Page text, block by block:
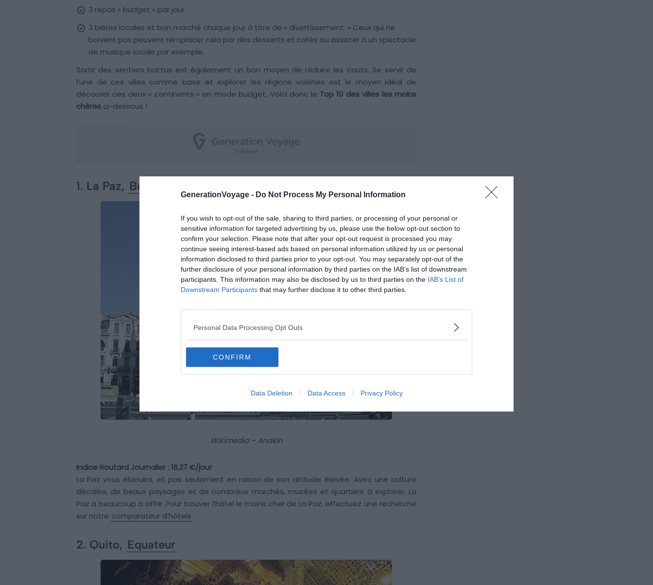
GenerationVoyage - Do Not Process My Personal Information
If you wish to opt-out of the sale, sharing to third parties, or processing of your personal or
sensitive information for targeted advertising by us, please use the below opt-out section to
confirm your selection. Please note that after your opt-out request is processed you may
continue seeing interest-based ads based on personal information utilized by us or personal
information disclosed to third parties prior to your opt-out. You may separately opt-out of the
further disclosure of your personal information by third parties on the IAB’s list of downstream
participants. This information may also be disclosed by us to third parties on the IAB’s List of
Downstream Participants that may further disclose it to other third parties.
Personal Data Processing Opt Outs
CONFIRM
Data Deletion Data Access Privacy Policy
3 repas « budget » par jour.
3 bières locales et bon marché chaque jour à titre de « divertissement. » Ceux qui ne
boivent pas peuvent remplacer cela par des desserts et cafés ou assister à un spectacle
de musique locale par exemple.
Sortir des sentiers battus est également un bon moyen de réduire les coûts. Se servir de
l’une de ces villes comme base et explorer les régions voisines est le moyen idéal de
découvrir ces deux « continents » en mode budget. Voici donc le Top 10 des villes les moins
chères ci-dessous !
1. La Paz, Bolivie
Wikimedia – Anakin
Indice Routard Journalier : 16,27 €/jour
La Paz vous éblouira, et pas seulement en raison de son altitude élevée. Avec une culture
décalée, de beaux paysages et de nombreux marchés, musées et quartiers à explorer, La
Paz a beaucoup à offrir. Pour trouver l’hôtel le moins cher de La Paz, effectuez une recherche
sur notre comparateur d’hôtels.
2. Quito, Equateur